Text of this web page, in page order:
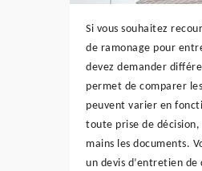
Si vous souhaitez
de ramonage pour
devez demander
permet de comparer
peuvent varier en
toute prise de
mains les documents.
un devis d’entretien